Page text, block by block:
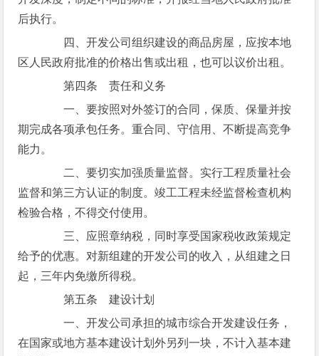
后执行。
四、开发公司组织建设的商品房屋，应按本地
区人民政府批准的价格出售或出租，也可以议价出租。
第四条 责任和义务
一、要按照对外签订的合同，保质、保量并按
期完成各项承包任务。重合同、守信用、不断提高竞争
能力。
二、要切实加强质量监督。实行工程质量社会
监督和第三方认证的制度。竣工工程未经监督检查机构
检验合格，不得交付使用。
三、应照章纳税，同时享受国家税收政策规定
给予的优惠。对新组建的开发公司的收入，从组建之日
起，三年内免缴所得税。
第五条 建设计划
一、开发公司承担的城市综合开发建设任务，
在国家或地方基本建设计划外另列一块，不计入基本建